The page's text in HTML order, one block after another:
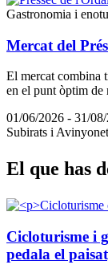
Gastronomia i
Mercat del
El mercat combina
en el punt òptim de
01/06/2026 - 31/
Subirats i
El que has
Cicloturisme i
pedala el